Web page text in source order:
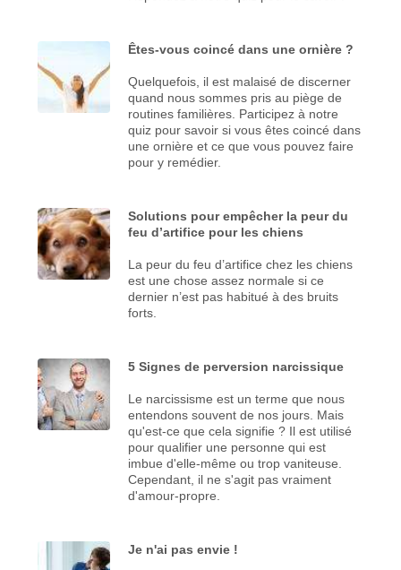
Êtes-vous coincé dans une ornière ?
Quelquefois, il est malaisé de discerner
quand nous sommes pris au piège de
routines familières. Participez à notre
quiz pour savoir si vous êtes coincé dans
une ornière et ce que vous pouvez faire
pour y remédier.
Solutions pour empêcher la peur du
feu d’artifice pour les chiens
La peur du feu d’artifice chez les chiens
est une chose assez normale si ce
dernier n’est pas habitué à des bruits
forts.
5 Signes de perversion narcissique
Le narcissisme est un terme que nous
entendons souvent de nos jours. Mais
qu'est-ce que cela signifie ? Il est utilisé
pour qualifier une personne qui est
imbue d'elle-même ou trop vaniteuse.
Cependant, il ne s'agit pas vraiment
d'amour-propre.
Je n'ai pas envie !